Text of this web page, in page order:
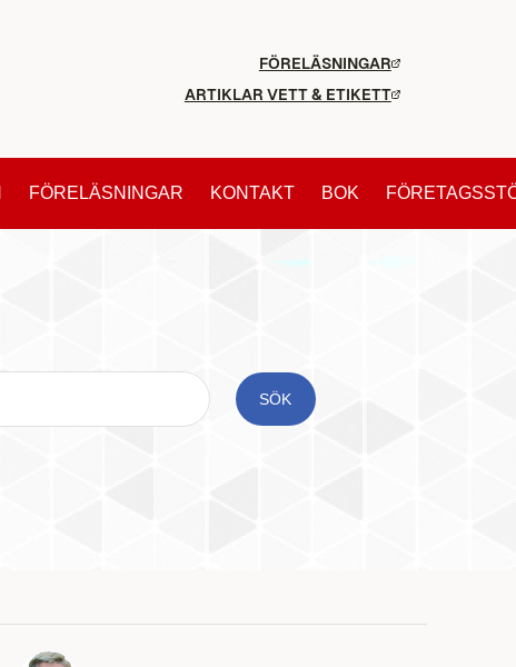
FÖRELÄSNINGAR
ARTIKLAR VETT & ETIKETT
FÖRELÄSNINGAR KONTAKT BOK